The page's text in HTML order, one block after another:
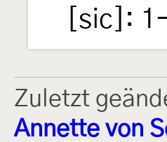
[sic]:
Zuletzt
Annette von